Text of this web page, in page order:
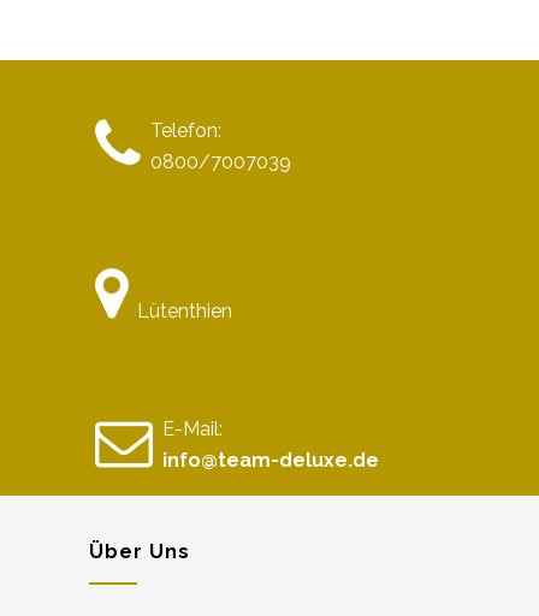
Telefon:
0800/7007039
Lütenthien
E-Mail:
info@team-deluxe.de
Über Uns